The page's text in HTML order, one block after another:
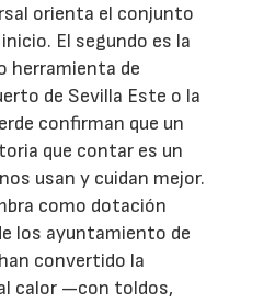
orienta el conjunto
El segundo es la
herramienta de
de Sevilla Este o la
confirman que un
que contar es un
usan y cuidan mejor.
como dotación
los ayuntamiento de
convertido la
calor —con toldos,